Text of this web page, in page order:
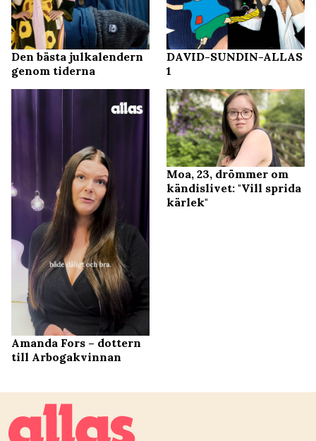
Den bästa julkalendern
genom tiderna
DAVID-SUNDIN-ALLAS
1
Amanda Fors – dottern
till Arbogakvinnan
Moa, 23, drömmer om
kändislivet: "Vill sprida
kärlek"